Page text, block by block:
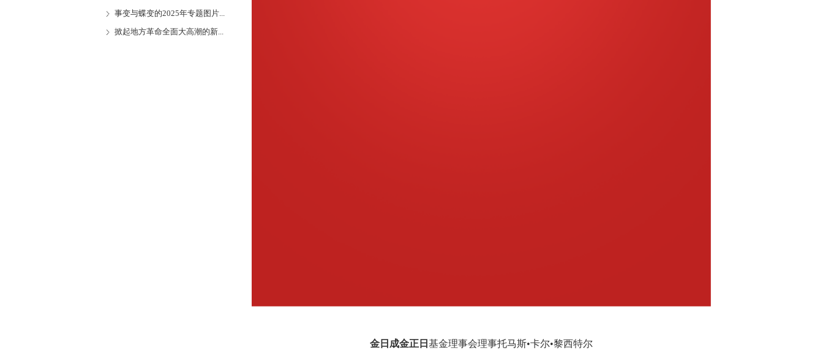
事变与蝶变的2025年专题图片...
掀起地方革命全面大高潮的新...
金日成金正日 基金理事会理事托马斯•卡尔•黎西特尔